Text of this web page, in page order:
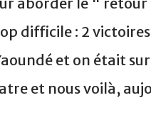
difficile : 2
et on était
et nous voilà,